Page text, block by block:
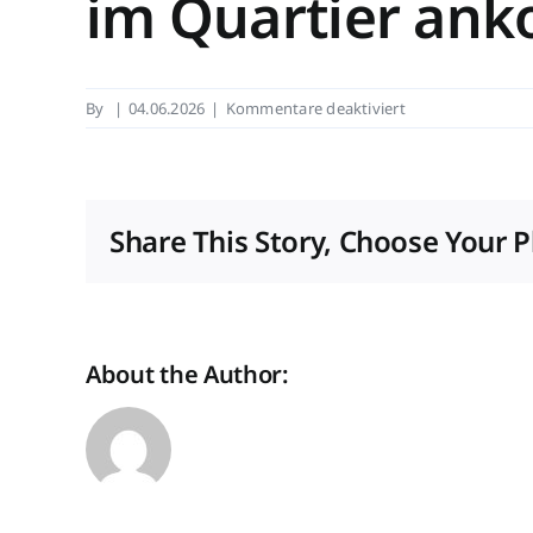
im Quartier
By | 04.06.2026 | Kommentare deaktiviertfür
im
Share This Story, Choose Your
About the Author: